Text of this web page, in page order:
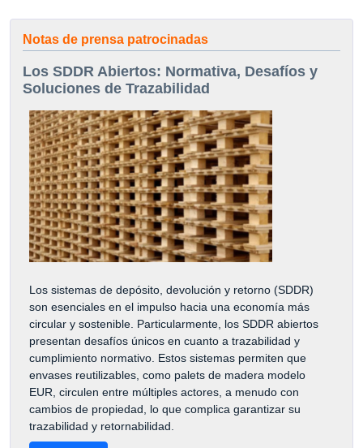
Notas de prensa patrocinadas
Los SDDR Abiertos: Normativa, Desafíos y
Soluciones de Trazabilidad
Los sistemas de depósito, devolución y retorno (SDDR)
son esenciales en el impulso hacia una economía más
circular y sostenible. Particularmente, los SDDR abiertos
presentan desafíos únicos en cuanto a trazabilidad y
cumplimiento normativo. Estos sistemas permiten que
envases reutilizables, como palets de madera modelo
EUR, circulen entre múltiples actores, a menudo con
cambios de propiedad, lo que complica garantizar su
trazabilidad y retornabilidad.